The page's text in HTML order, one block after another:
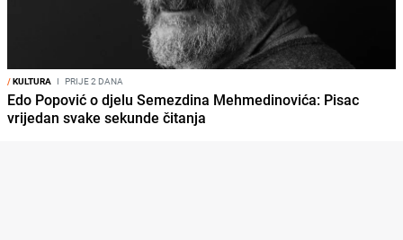
/KULTURA I PRIJE 2 DANA
Edo Popović o djelu Semezdina Mehmedinovića: Pisac
vrijedan svake sekunde čitanja